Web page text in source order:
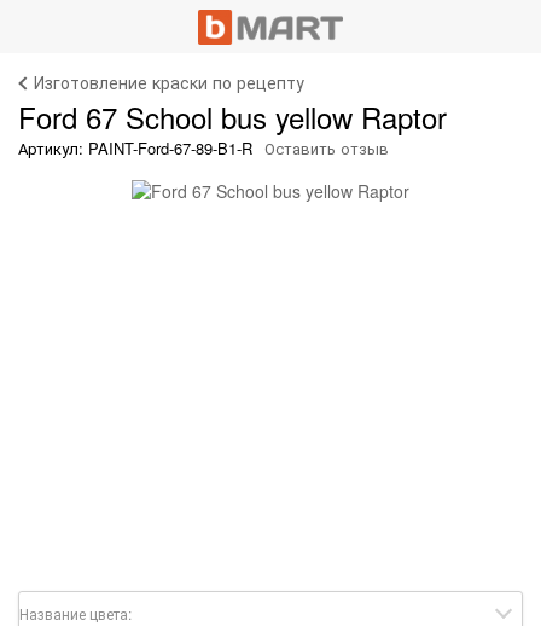
Изготовление краски по рецепту
Ford 67 School bus yellow Raptor
Артикул: PAINT-Ford-67-89-B1-R Оставить отзыв
Название цвета: